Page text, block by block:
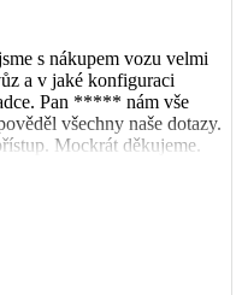
s nákupem vozu velmi
a v jaké konfiguraci
Pan ***** nám vše
všechny naše dotazy.
Mockrát děkujeme.